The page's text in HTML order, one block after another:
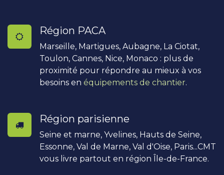
Région PACA
Marseille, Martigues, Aubagne, La Ciotat,
Toulon, Cannes, Nice, Monaco : plus de
proximité pour répondre au mieux à vos
besoins en équipements de chantier.
Région parisienne
Seine et marne, Yvelines, Hauts de Seine,
Essonne, Val de Marne, Val d'Oise, Paris...CMT
vous livre partout en région Île-de-France.